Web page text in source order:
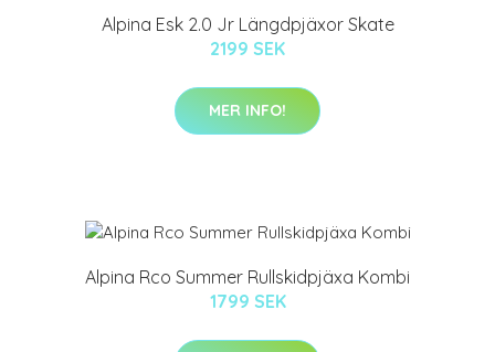
Alpina Esk 2.0 Jr Längdpjäxor Skate
2199 SEK
MER INFO!
Alpina Rco Summer Rullskidpjäxa Kombi
1799 SEK